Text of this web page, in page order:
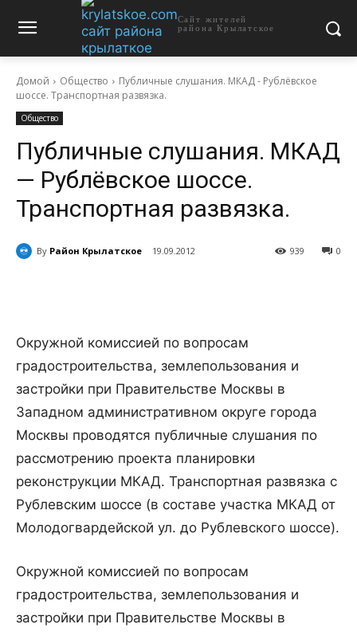
Сайт жителей
района Крылатское
Домой Общество
Публичные слушания. МКАД - Рублёвское
шоссе. Транспортная развязка.
Общество
Публичные слушания. МКАД
— Рублёвское шоссе.
Транспортная развязка.
By Район Крылатское 19.09.2012 0
939
Окружной комиссией по вопросам
градостроительства, землепользования и
застройки при Правительстве Москвы в
Западном административном округе города
Москвы проводятся публичные слушания по
рассмотрению проекта планировки
реконструкции МКАД. Транспортная развязка с
Рублевским шоссе (в составе участка МКАД от
Молодогвардейской ул. до Рублевского шоссе).
Окружной комиссией по вопросам
градостроительства, землепользования и
застройки при Правительстве Москвы в